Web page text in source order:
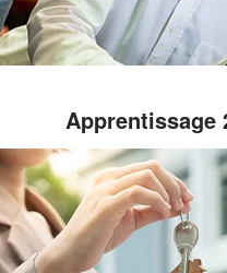
Apprentissage